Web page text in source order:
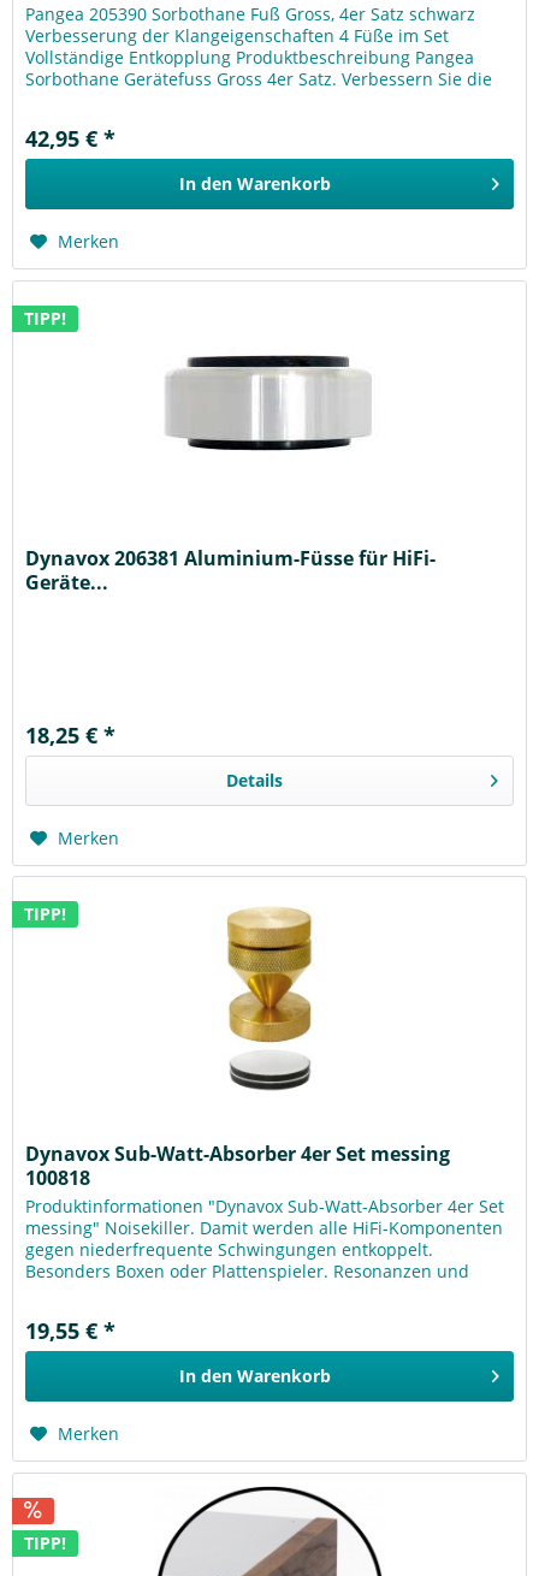
Pangea 205390 Sorbothane Fuß Gross, 4er Satz schwarz
Verbesserung der Klangeigenschaften 4 Füße im Set
Vollständige Entkopplung Produktbeschreibung Pangea
Sorbothane Gerätefuss Gross 4er Satz. Verbessern Sie die
42,95 € *
In den Warenkorb
Merken
TIPP!
Dynavox 206381 Aluminium-Füsse für HiFi-
Geräte...
18,25 € *
Details
Merken
TIPP!
Dynavox Sub-Watt-Absorber 4er Set messing
100818
Produktinformationen "Dynavox Sub-Watt-Absorber 4er Set
messing" Noisekiller. Damit werden alle HiFi-Komponenten
gegen niederfrequente Schwingungen entkoppelt.
Besonders Boxen oder Plattenspieler. Resonanzen und
19,55 € *
In den Warenkorb
Merken
TIPP!